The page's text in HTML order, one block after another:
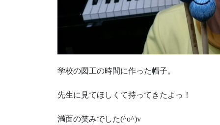
学校の図工の時間に作った帽子。
先生に見てほしくて持ってきたよっ！
満面の笑みでした(^o^)v